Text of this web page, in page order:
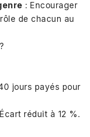
: Encourager
de chacun au
jours payés pour
réduit à 12 %.